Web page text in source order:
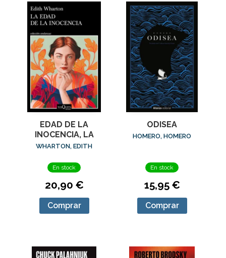
EDAD DE LA
INOCENCIA, LA
WHARTON, EDITH
En stock
20,90 €
Comprar
ODISEA
HOMERO, HOMERO
En stock
15,95 €
Comprar